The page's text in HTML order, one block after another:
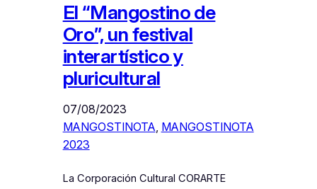
El “Mangostino de
Oro”, un festival
interartístico y
pluricultural
07/08/2023
MANGOSTINOTA, MANGOSTINOTA
2023
La Corporación Cultural CORARTE